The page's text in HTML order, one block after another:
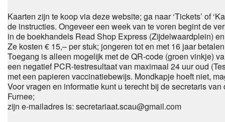
Kaarten zijn te koop via deze website; ga naar ‘Tickets’ of
de instructies. Ongeveer een week van te voren begint de
in de boekhandels Read Shop Express (Zijdelwaardplein)
Ze kosten € 15,– per stuk; jongeren tot en met 16 jaar
Toegang is alleen mogelijk met de QR-code (groen vinkje)
een negatief PCR-testresultaat van maximaal 24 uur oud
met een papieren vaccinatiebewijs. Mondkapje hoeft niet,
Voor vragen en informatie kunt u terecht bij de secretaris
Furnee;
zijn e-mailadres is: secretariaat.scau@gmail.com